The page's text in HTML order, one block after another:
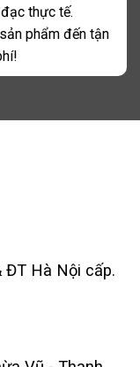
thực tế.
phẩm đến tận
ĐT Hà Nội cấp.